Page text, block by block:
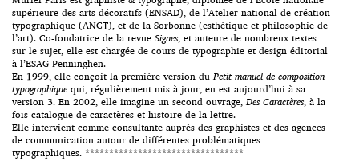
supérieure des arts décoratifs (ENSAD), de l’Atelier national de création
typographique (ANCT), et de la Sorbonne (esthétique et philosophie de
l’art). Co-fondatrice de la revue Signes, et auteure de nombreux textes
sur le sujet, elle est chargée de cours de typographie et design éditorial
à l’ESAG-Penninghen.
En 1999, elle conçoit la première version duPetit manuel de composition
typographique qui, régulièrement mis à jour, en est aujourd’hui à sa
version 3. En 2002, elle imagine un second ouvrage, Des Caractères, à la
fois catalogue de caractères et histoire de la lettre.
Elle intervient comme consultante auprès des graphistes et des agences
de communication autour de différentes problématiques
typographiques. *********************************